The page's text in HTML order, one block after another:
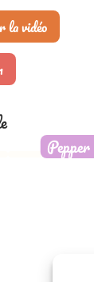
la vidéo
Pepper